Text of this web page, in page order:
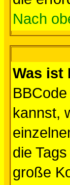
Nach
Was ist
kannst,
die
große